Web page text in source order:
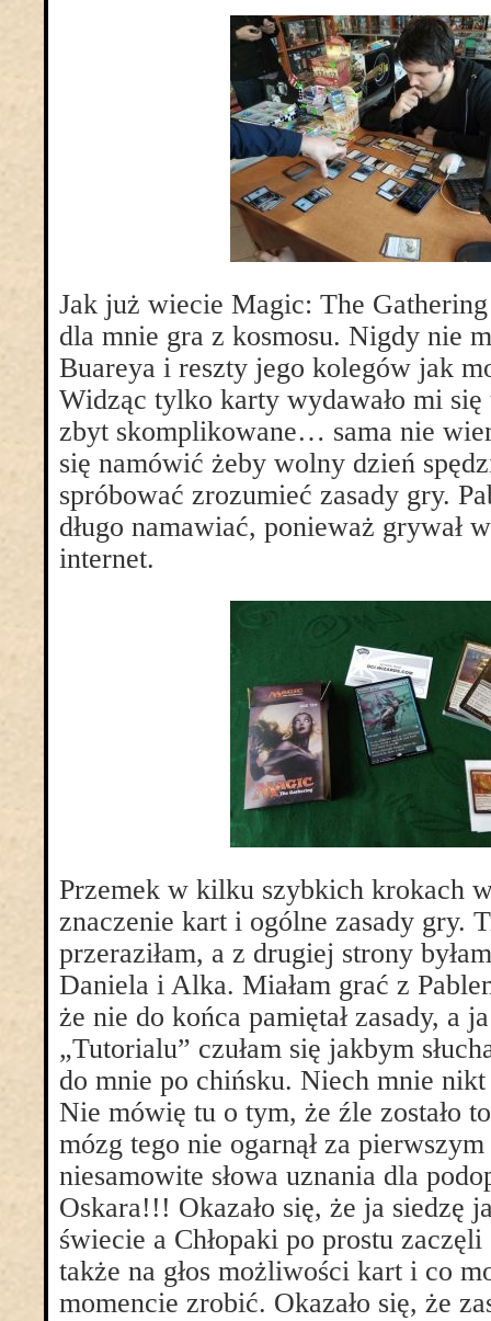
Jak już wiecie Magic: The Gathering
dla mnie gra z kosmosu. Nigdy nie
Buareya i reszty jego kolegów jak
Widząc tylko karty wydawało mi
zbyt skomplikowane… sama nie
się namówić żeby wolny dzień
spróbować zrozumieć zasady gry.
długo namawiać, ponieważ grywał
internet.
Przemek w kilku szybkich krokach
znaczenie kart i ogólne zasady gry.
przeraziłam, a z drugiej strony
Daniela i Alka. Miałam grać z
że nie do końca pamiętał zasady, a
„Tutorialu” czułam się jakbym
do mnie po chińsku. Niech mnie
Nie mówię tu o tym, że źle zostało
mózg tego nie ogarnął za
niesamowite słowa uznania dla
Oskara!!! Okazało się, że ja siedzę
świecie a Chłopaki po prostu
także na głos możliwości kart i co
momencie zrobić. Okazało się, że